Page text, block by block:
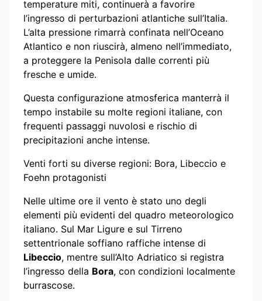
temperature miti, continuerà a favorire
l’ingresso di perturbazioni atlantiche sull’Italia.
L’alta pressione rimarrà confinata nell’Oceano
Atlantico e non riuscirà, almeno nell’immediato,
a proteggere la Penisola dalle correnti più
fresche e umide.
Questa configurazione atmosferica manterrà il
tempo instabile su molte regioni italiane, con
frequenti passaggi nuvolosi e rischio di
precipitazioni anche intense.
Venti forti su diverse regioni: Bora, Libeccio e
Foehn protagonisti
Nelle ultime ore il vento è stato uno degli
elementi più evidenti del quadro meteorologico
italiano. Sul Mar Ligure e sul Tirreno
settentrionale soffiano raffiche intense di
Libeccio, mentre sull’Alto Adriatico si registra
l’ingresso della Bora, con condizioni localmente
burrascose.